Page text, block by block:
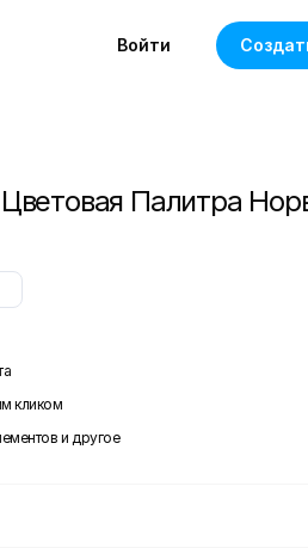
Войти
Палитра
кликом
и другое